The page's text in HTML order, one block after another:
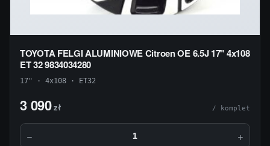
TOYOTA FELGI ALUMINIOWE Citroen OE 6.5J 17" 4x108
ET 32 9834034280
17" · 4x108 · ET32
3 090zł / komplet
− +